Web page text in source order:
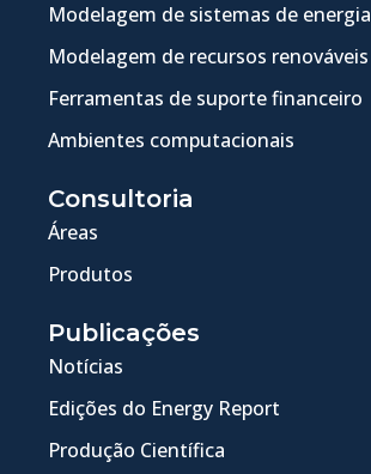
Modelagem de sistemas de energia
Modelagem de recursos renováveis
Ferramentas de suporte financeiro
Ambientes computacionais
Consultoria
Áreas
Produtos
Publicações
Notícias
Edições do Energy Report
Produção Científica